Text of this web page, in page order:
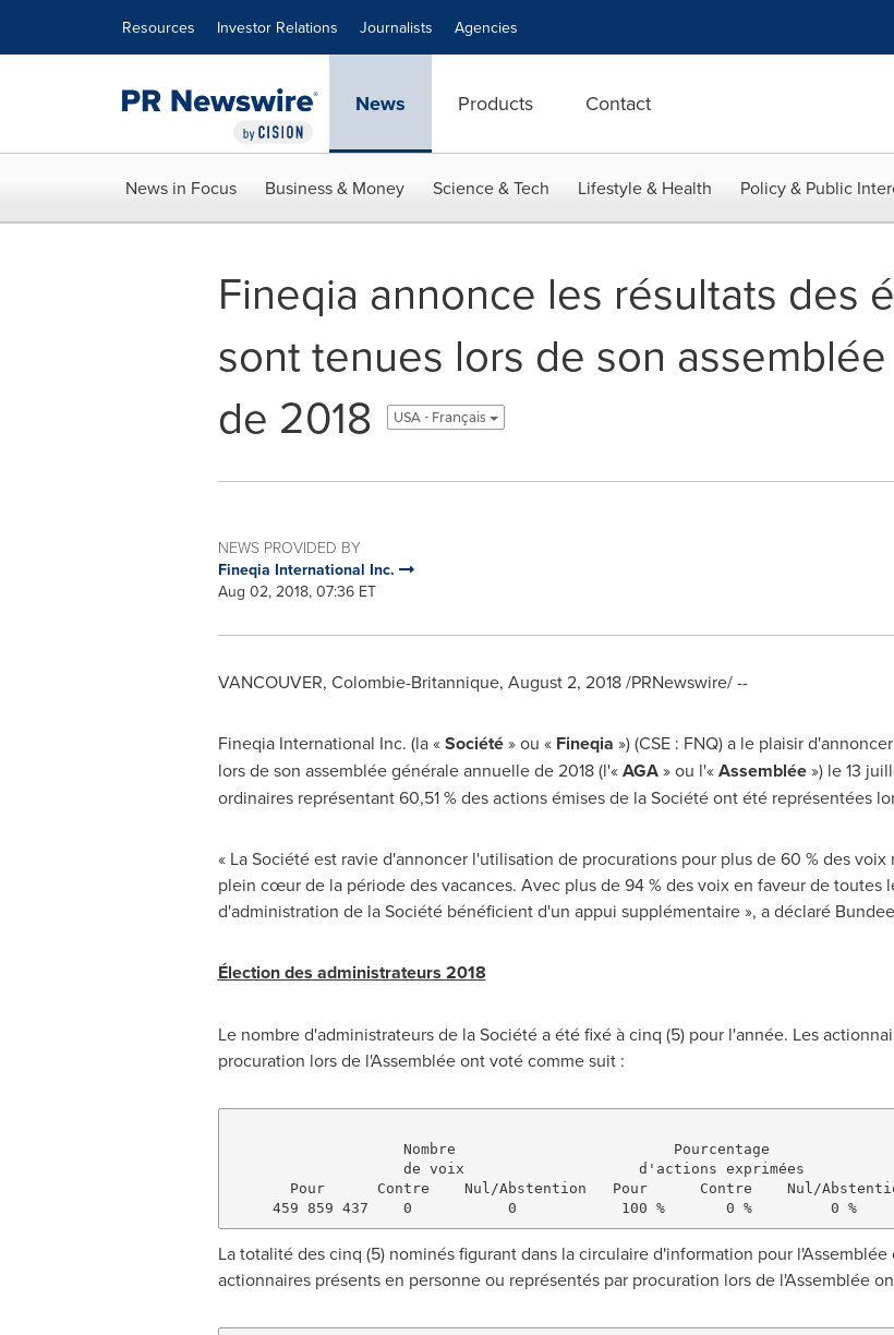
Resources Investor Relations Journalists Agencies
News Products Contact
News in Focus Business & Money Science & Tech Lifestyle & Health Policy & Public
Fineqia annonce les résultats des
sont tenues lors de son
de 2018
USA - Français
NEWS PROVIDED BY
Fineqia International Inc.
Aug 02, 2018, 07:36 ET
VANCOUVER, Colombie-Britannique, August 2, 2018/PRNewswire/ --
Fineqia International Inc. (la «Société» ou « Fineqia ») (CSE : FNQ) a le plaisir
lors de son assemblée générale annuelle de 2018 (l'«AGA» ou l'«Assemblée») le 13
ordinaires représentant 60,51 % des actions émises de la Société ont été représentées
« La Société est ravie d'annoncer l'utilisation de procurations pour plus de 60 % des
plein cœur de la période des vacances. Avec plus de 94 % des voix en faveur de toutes
d'administration de la Société bénéficient d'un appui supplémentaire », a déclaré
Élection des administrateurs 2018
Le nombre d'administrateurs de la Société a été fixé à cinq (5) pour l'année. Les
procuration lors de l'Assemblée ont voté comme suit :
                    Nombre                         Pourcentage
                    de voix                    d'actions exprimées
Pour      Contre    Nul/Abstention   Pour      Contre    Nul/
La totalité des cinq (5) nominés figurant dans la circulaire d'information pour
actionnaires présents en personne ou représentés par procuration lors de l'Assemblée